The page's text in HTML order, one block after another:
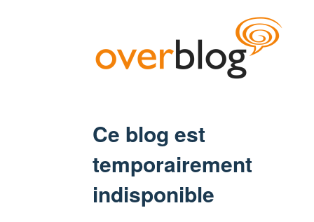
Ce blog est
temporairement
indisponible